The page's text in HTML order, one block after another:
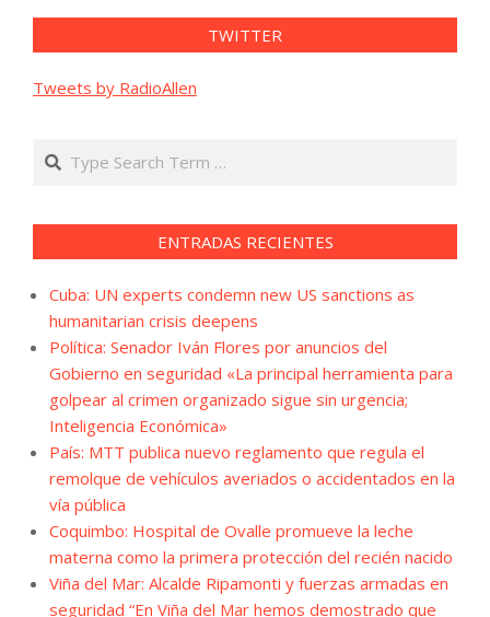
TWITTER
Tweets by RadioAllen
Search
ENTRADAS RECIENTES
Cuba: UN experts condemn new US sanctions as
humanitarian crisis deepens
Política: Senador Iván Flores por anuncios del
Gobierno en seguridad «La principal herramienta para
golpear al crimen organizado sigue sin urgencia;
Inteligencia Económica»
País: MTT publica nuevo reglamento que regula el
remolque de vehículos averiados o accidentados en la
vía pública
Coquimbo: Hospital de Ovalle promueve la leche
materna como la primera protección del recién nacido
Viña del Mar: Alcalde Ripamonti y fuerzas armadas en
seguridad “En Viña del Mar hemos demostrado que